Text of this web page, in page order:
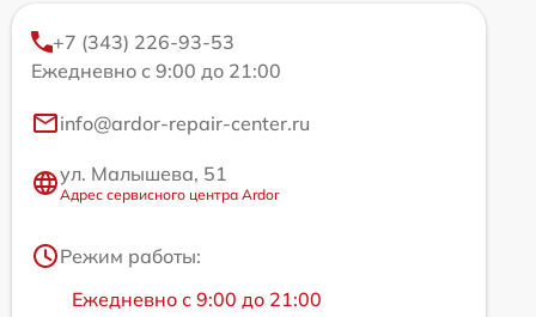
+7 (343) 226-93-53
Ежедневно с 9:00 до 21:00
info@ardor-repair-center.ru
ул. Малышева, 51
Адрес сервисного центра Ardor
Режим работы:
Ежедневно с 9:00 до 21:00